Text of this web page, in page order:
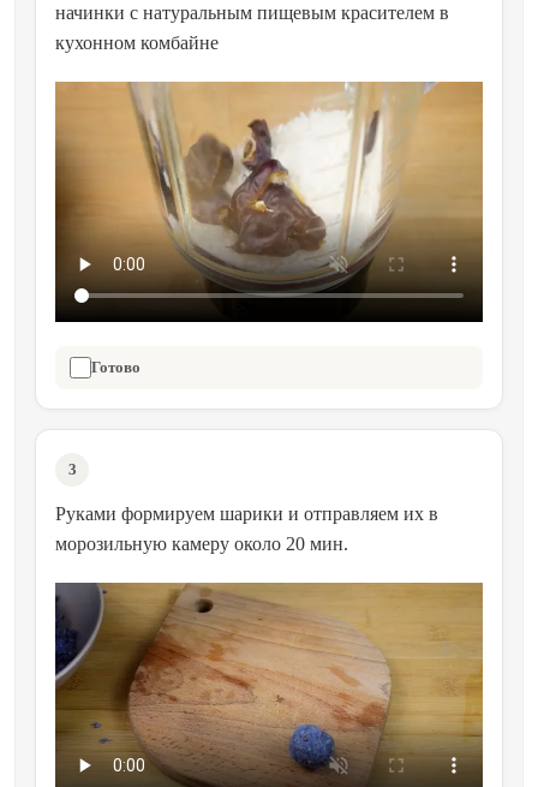
начинки с натуральным пищевым красителем в
кухонном комбайне
Готово
3
Руками формируем шарики и отправляем их в
морозильную камеру около 20 мин.